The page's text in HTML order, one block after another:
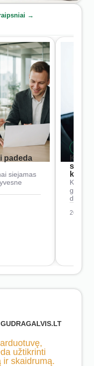
→
padeda
siejamas
Kaip
2026-
užtikrinti
ir skaidrumą.